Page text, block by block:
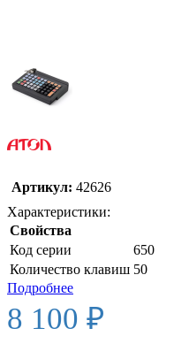
Артикул: 42626
Характеристики:
Свойства
Код серии
650
Количество клавиш 50
Подробнее
8 100 ₽